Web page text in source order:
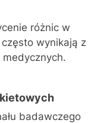
różnic w
wynikają z
badawczego